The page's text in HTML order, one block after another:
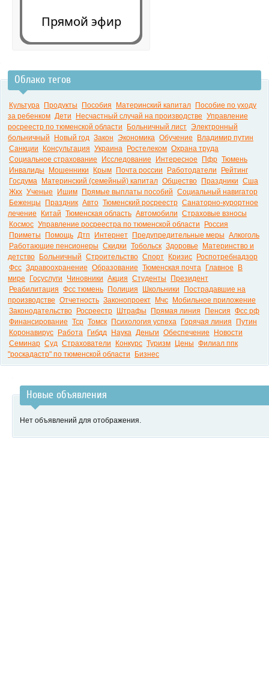
Прямой эфир
Облако тегов
Культура Продукты Пособия Материнский капитал
Пособие по уходу
за ребенком Дети Несчастный случай на производстве Управление
росреестр по тюменской области
Больничный лист Электронный
больничный
Новый год Закон Экономика Обучение
Владимир путин
Санкции
Консультация Украина Ростелеком Охрана труда
Социальное страхование
Исследование Интересное Пфр Тюмень
Инвалиды
Мошенники Крым Почта россии Работодатели
Рейтинг
Госдума
Материнский (семейный) капитал Общество Праздники Сша
Жкх Ученые Ишим Прямые выплаты пособий Социальный навигатор
Беженцы
Праздник Авто Тюменский росреестр Санаторно-курортное
лечение
Китай Тюменская область Автомобили Страховые взносы
Космос Управление росреестра по тюменской области
Россия
Приметы
Помощь Дтп Интернет Предупредительные меры Алкоголь
Работающие пенсионеры Скидки Тобольск Здоровье
Материнство и
детство
Больничный Строительство Спорт Кризис
Роспотребнадзор
Фсс Здравоохранение Образование Тюменская почта Главное
В
мире
Госуслуги Чиновники Акция Студенты
Президент
Реабилитация Фсс тюмень Полиция Школьники
Пострадавшие на
производстве Отчетность Законопроект Мчс
Мобильное приложение
Законодательство
Росреестр Штрафы Прямая линия Пенсия Фсс рф
Финансирование Тср Томск Психология успеха Горячая линия
Путин
Коронавирус
Работа Гибдд Наука Деньги Обеспечение
Новости
Семинар Суд Страхователи Конкурс Туризм Цены Филиал ппк
"роскадастр" по тюменской области
Бизнес
Новые объявления
Нет объявлений для отображения.